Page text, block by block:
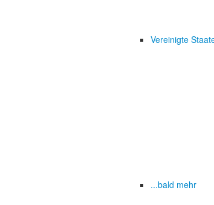
Vereinigte
...bald mehr